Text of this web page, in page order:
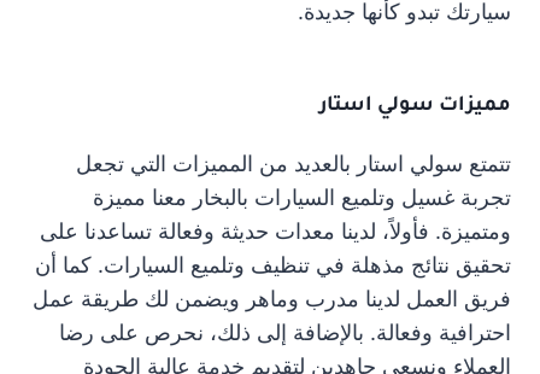
سيارتك تبدو كأنها جديدة.
مميزات سولي استار
تتمتع سولي استار بالعديد من المميزات التي تجعل
تجربة غسيل وتلميع السيارات بالبخار معنا مميزة
ومتميزة. فأولاً، لدينا معدات حديثة وفعالة تساعدنا على
تحقيق نتائج مذهلة في تنظيف وتلميع السيارات. كما أن
فريق العمل لدينا مدرب وماهر ويضمن لك طريقة عمل
احترافية وفعالة. بالإضافة إلى ذلك، نحرص على رضا
العملاء ونسعى جاهدين لتقديم خدمة عالية الجودة